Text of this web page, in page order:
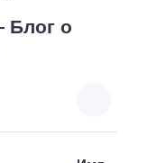
Блог о